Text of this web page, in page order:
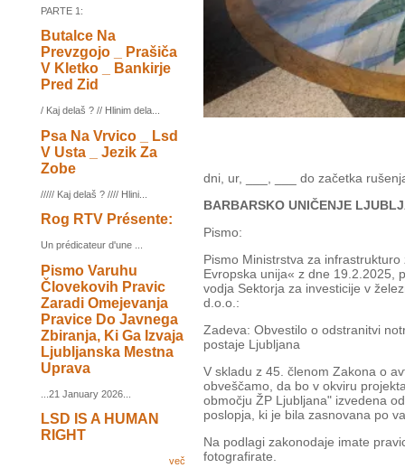
PARTE 1:
Butalce Na
Prevzgojo _ Prašiča
V Kletko _ Bankirje
Pred Zid
/ Kaj delaš ? // Hlinim dela...
Psa Na Vrvico _ Lsd
V Usta _ Jezik Za
Zobe
///// Kaj delaš ? //// Hlini...
Rog RTV Présente:
Un prédicateur d'une ...
Pismo Varuhu
Človekovih Pravic
Zaradi Omejevanja
Pravice Do Javnega
Zbiranja, Ki Ga Izvaja
Ljubljanska Mestna
Uprava
...21 January 2026...
LSD IS A HUMAN
RIGHT
več
dni, ur, ___, ___ do začetka
BARBARSKO UNIČENJE
Pismo:
Pismo Ministrstva za
Evropska unija« z dne 19.2.2025,
vodja Sektorja za investicije v
d.o.o.:
Zadeva: Obvestilo o odstranitvi
postaje Ljubljana
V skladu z 45. členom Zakona o
obveščamo, da bo v okviru
območju ŽP Ljubljana" izvedena
poslopja, ki je bila zasnovana po
Na podlagi zakonodaje imate
fotografirate.